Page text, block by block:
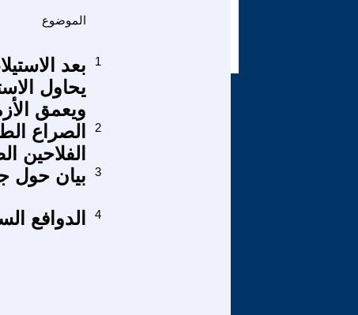
الموضوع
بعد
يحاول
ويعمق
1
الصراع
الفلاحين
2
بيان حول 3
الدوافع 4